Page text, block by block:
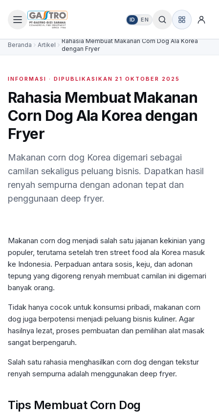
ID EN
Beranda Artikel
Rahasia Membuat Makanan Corn Dog Ala Korea
dengan Fryer
INFORMASI · DIPUBLIKASIKAN 21 OKTOBER 2025
Rahasia Membuat Makanan
Corn Dog Ala Korea dengan
Fryer
Makanan corn dog Korea digemari sebagai
camilan sekaligus peluang bisnis. Dapatkan hasil
renyah sempurna dengan adonan tepat dan
penggunaan deep fryer.
Makanan corn dog menjadi salah satu jajanan kekinian yang
populer, terutama setelah tren street food ala Korea masuk
ke Indonesia. Perpaduan antara sosis, keju, dan adonan
tepung yang digoreng renyah membuat camilan ini digemari
banyak orang.
Tidak hanya cocok untuk konsumsi pribadi, makanan corn
dog juga berpotensi menjadi peluang bisnis kuliner. Agar
hasilnya lezat, proses pembuatan dan pemilihan alat masak
sangat berpengaruh.
Salah satu rahasia menghasilkan corn dog dengan tekstur
renyah sempurna adalah menggunakan deep fryer.
Tips Membuat Corn Dog